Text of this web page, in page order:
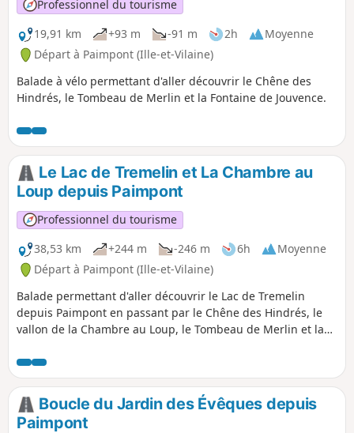
Professionnel du tourisme
19,91 km
+93 m -91 m 2h
Moyenne
Départ à Paimpont (Ille-et-Vilaine)
Balade à vélo permettant d'aller découvrir le Chêne des
Hindrés, le Tombeau de Merlin et la Fontaine de Jouvence.
Le Lac de Tremelin et La Chambre au
Loup depuis Paimpont
Professionnel du tourisme
38,53 km
+244 m -246 m 6h
Moyenne
Départ à Paimpont (Ille-et-Vilaine)
Balade permettant d'aller découvrir le Lac de Tremelin
depuis Paimpont en passant par le Chêne des Hindrés, le
vallon de la Chambre au Loup, le Tombeau de Merlin et la
rafraichir avec une baignade sur sa plage.
Boucle du Jardin des Évêques depuis
Paimpont